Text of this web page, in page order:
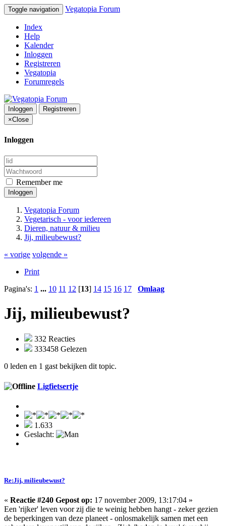
Toggle navigation Vegatopia Forum
Index
Help
Kalender
Inloggen
Registreren
Vegatopia
Forumregels
Inloggen
Registreren
×Close
Inloggen
Remember me
Inloggen
Vegatopia Forum
Vegetarisch - voor iedereen
Dieren, natuur & milieu
Jij, milieubewust?
« vorige volgende »
Print
Pagina's: 1 ... 10 11 12 [13] 14 15 16 17 Omlaag
Jij, milieubewust?
332 Reacties
333458 Gelezen
0 leden en 1 gast bekijken dit topic.
Ligfietsertje
1.633
Geslacht:
Re:Jij, milieubewust?
« Reactie #240 Gepost op: 17 november 2009, 13:17:04 »
Een 'rijker' leven voor zij die te weinig hebben hangt - zeker gezien
de beperkingen van deze planeet - onlosmakelijk samen met een